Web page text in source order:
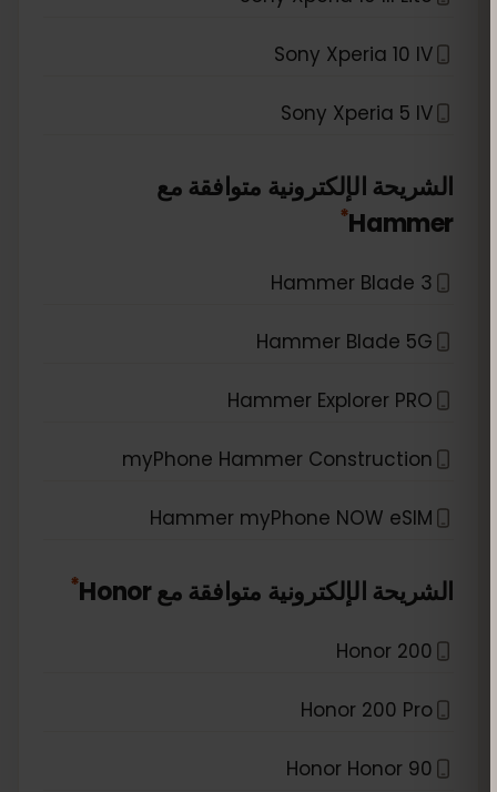
Sony Xperia 10 IV
Sony Xperia 5 IV
الشريحة الإلكترونية متوافقة مع
Hammer
*
Hammer Blade 3
Hammer Blade 5G
Hammer Explorer PRO
myPhone Hammer Construction
Hammer myPhone NOW eSIM
الشريحة الإلكترونية متوافقة معHonor
*
Honor 200
Honor 200 Pro
Honor Honor 90